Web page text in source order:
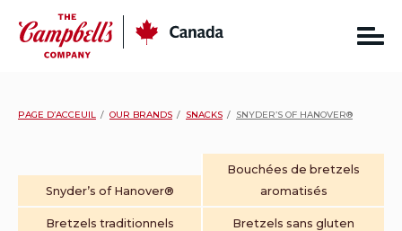
content
PAGE D’ACCEUIL OUR BRANDS SNACKS SNYDER’S OF HANOVER®
Snyder’s of Hanover®
Bouchées de bretzels
aromatisés
Bretzels traditionnels Bretzels sans gluten